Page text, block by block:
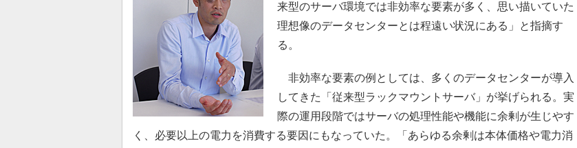
来型のサーバ環境では非効率な要素が多く、思い描いていた
理想像のデータセンターとは程遠い状況にある」と指摘す
る。
非効率な要素の例としては、多くのデータセンターが導入
してきた「従来型ラックマウントサーバ」が挙げられる。実
際の運用段階ではサーバの処理性能や機能に余剰が生じやす
く、必要以上の電力を消費する要因にもなっていた。「あらゆる余剰は本体価格や電力消